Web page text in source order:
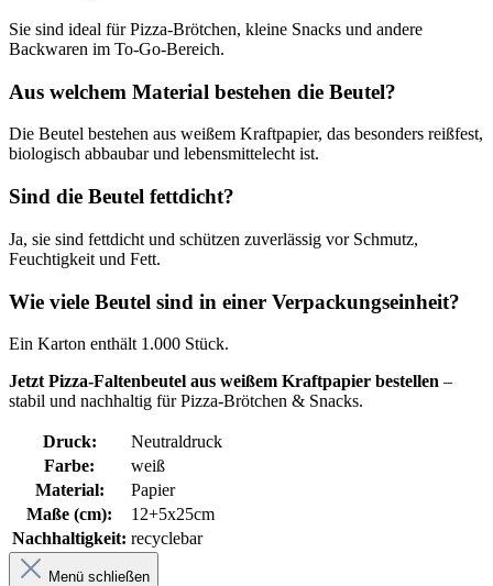
Sie sind ideal für Pizza-Brötchen, kleine Snacks und andere
Backwaren im To-Go-Bereich.
Aus welchem Material bestehen die Beutel?
Die Beutel bestehen aus weißem Kraftpapier, das besonders reißfest,
biologisch abbaubar und lebensmittelecht ist.
Sind die Beutel fettdicht?
Ja, sie sind fettdicht und schützen zuverlässig vor Schmutz,
Feuchtigkeit und Fett.
Wie viele Beutel sind in einer Verpackungseinheit?
Ein Karton enthält 1.000 Stück.
Jetzt Pizza-Faltenbeutel aus weißem Kraftpapier bestellen –
stabil und nachhaltig für Pizza-Brötchen & Snacks.
Druck:
Neutraldruck
Farbe:
weiß
Material:
Papier
Maße (cm):
12+5x25cm
Nachhaltigkeit: recyclebar
Menü schließen